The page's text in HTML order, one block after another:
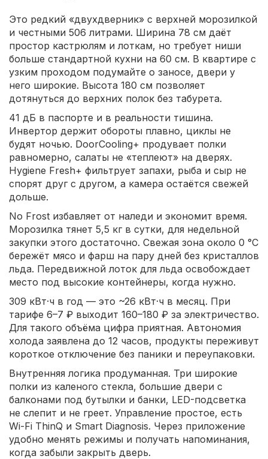
Это редкий «двухдверник» с верхней морозилкой
и честными 506 литрами. Ширина 78 см даёт
простор кастрюлям и лоткам, но требует ниши
больше стандартной кухни на 60 см. В квартире с
узким проходом подумайте о заносе, двери у
него широкие. Высота 180 см позволяет
дотянуться до верхних полок без табурета.
41 дБ в паспорте и в реальности тишина.
Инвертор держит обороты плавно, циклы не
будят ночью. DoorCooling+ продувает полки
равномерно, салаты не «теплеют» на дверях.
Hygiene Fresh+ фильтрует запахи, рыба и сыр не
спорят друг с другом, а камера остаётся свежей
дольше.
No Frost избавляет от наледи и экономит время.
Морозилка тянет 5,5 кг в сутки, для недельной
закупки этого достаточно. Свежая зона около 0 °C
бережёт мясо и фарш на пару дней без кристаллов
льда. Передвижной лоток для льда освобождает
место под высокие контейнеры, когда нужно.
309 кВт·ч в год — это ~26 кВт·ч в месяц. При
тарифе 6–7 ₽ выходит 160–180 ₽ за электричество.
Для такого объёма цифра приятная. Автономия
холода заявлена до 12 часов, продукты переживут
короткое отключение без паники и переупаковки.
Внутренняя логика продуманная. Три широкие
полки из каленого стекла, большие двери с
балконами под бутылки и банки, LED-подсветка
не слепит и не греет. Управление простое, есть
Wi-Fi ThinQ и Smart Diagnosis. Через приложение
удобно менять режимы и получать напоминания,
когда забыли закрыть дверь.